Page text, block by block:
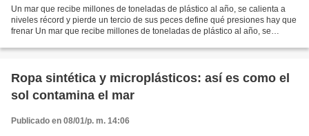
Un mar que recibe millones de toneladas de plástico al año, se calienta a
niveles récord y pierde un tercio de sus peces define qué presiones hay que
frenar Un mar que recibe millones de toneladas de plástico al año, se
Ropa sintética y microplásticos: así es como el
sol contamina el mar
Publicado en 08/01/p. m. 14:06